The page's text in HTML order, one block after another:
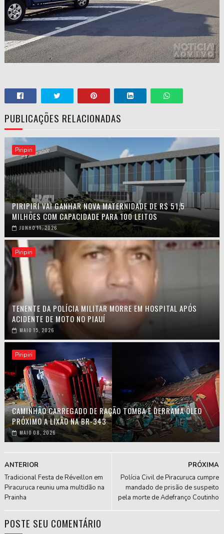
PUBLICAÇÕES RELACIONADAS
Piripiri
PIRIPIRI VAI GANHAR NOVA MATERNIDADE DE R$ 51,5
MILHÕES COM CAPACIDADE PARA 100 LEITOS
JUNHO 11, 2026
Piripiri
TENENTE DA POLÍCIA MILITAR MORRE EM HOSPITAL APÓS
ACIDENTE DE MOTO NO PIAUÍ
MAIO 15, 2026
Piripiri
CAMINHÃO CARREGADO DE RAÇÃO TOMBA E DERRAMA ÓLEO
PRÓXIMO A LIXÃO NA BR-343
MAIO 08, 2026
PRÓXIMA
Polícia Civil de Piracuruca cumpre
mandado de prisão de suspeito
pela morte de Adefranço Coutinho
ANTERIOR
Tradicional Festa de Réveillon em
Piracuruca reuniu uma multidão na
Prainha
POSTE SEU COMENTÁRIO